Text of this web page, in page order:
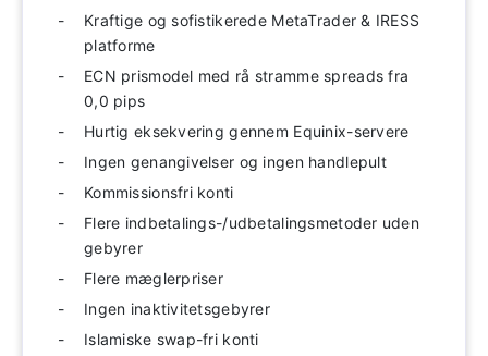
Kraftige og sofistikerede MetaTrader & IRESS
platforme
ECN prismodel med rå stramme spreads fra
0,0 pips
Hurtig eksekvering gennem Equinix-servere
Ingen genangivelser og ingen handlepult
Kommissionsfri konti
Flere indbetalings-/udbetalingsmetoder uden
gebyrer
Flere mæglerpriser
Ingen inaktivitetsgebyrer
Islamiske swap-fri konti